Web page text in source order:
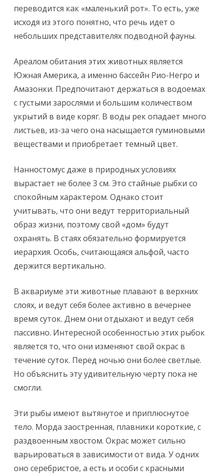
переводится как «маленький рот». То есть, уже
исходя из этого понятно, что речь идет о
небольших представителях подводной фауны.
Ареалом обитания этих животных является
Южная Америка, а именно бассейн Рио-Негро и
Амазонки. Предпочитают держаться в водоемах
с густыми зарослями и большим количеством
укрытий в виде коряг. В воды рек опадает много
листьев, из-за чего она насыщается гуминовыми
веществами и приобретает темный цвет.
Нанностомус даже в природных условиях
вырастает не более 3 см. Это стайные рыбки со
спокойным характером. Однако стоит
учитывать, что они ведут территориальный
образ жизни, поэтому свой «дом» будут
охранять. В стаях обязательно формируется
иерархия. Особь, считающаяся альфой, часто
держится вертикально.
В аквариуме эти животные плавают в верхних
слоях, и ведут себя более активно в вечернее
время суток. Днем они отдыхают и ведут себя
пассивно. Интересной особенностью этих рыбок
является то, что они изменяют свой окрас в
течение суток. Перед ночью они более светлые.
Но объяснить эту удивительную черту пока не
смогли.
Эти рыбы имеют вытянутое и приплюснутое
тело. Морда заостренная, плавники короткие, с
раздвоенным хвостом. Окрас может сильно
варьироваться в зависимости от вида. У одних
оно серебристое, а есть и особи с красными